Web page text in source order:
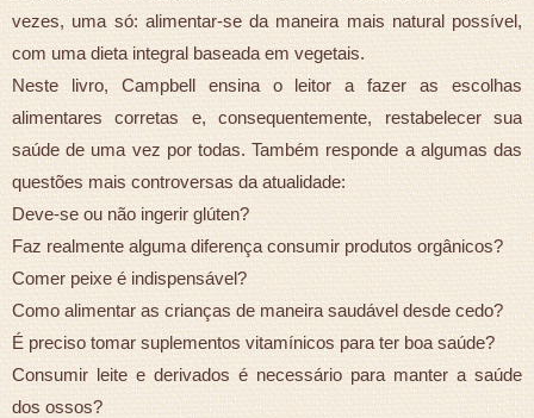
vezes, uma só: alimentar-se da maneira mais natural possível,
com uma dieta integral baseada em vegetais.
Neste livro, Campbell ensina o leitor a fazer as escolhas
alimentares corretas e, consequentemente, restabelecer sua
saúde de uma vez por todas. Também responde a algumas das
questões mais controversas da atualidade:
Deve-se ou não ingerir glúten?
Faz realmente alguma diferença consumir produtos orgânicos?
Comer peixe é indispensável?
Como alimentar as crianças de maneira saudável desde cedo?
É preciso tomar suplementos vitamínicos para ter boa saúde?
Consumir leite e derivados é necessário para manter a saúde
dos ossos?